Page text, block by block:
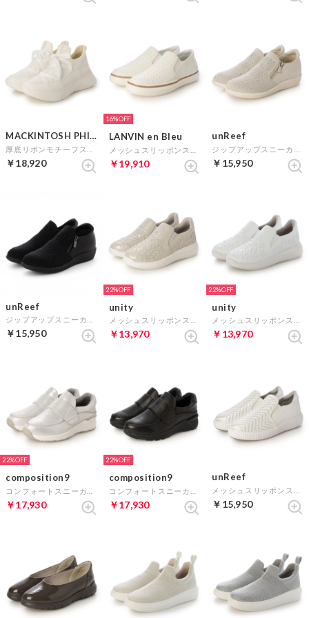
MACKINTOSH PHILOSOPHY
￥18,920
16%
LANVIN en Bleu
￥19,910
unReef
￥15,950
unReef
￥15,950
22%
unity
￥13,970
22%
unity
￥13,970
22%
composition9
￥17,930
22%
composition9
￥17,930
unReef
￥15,950